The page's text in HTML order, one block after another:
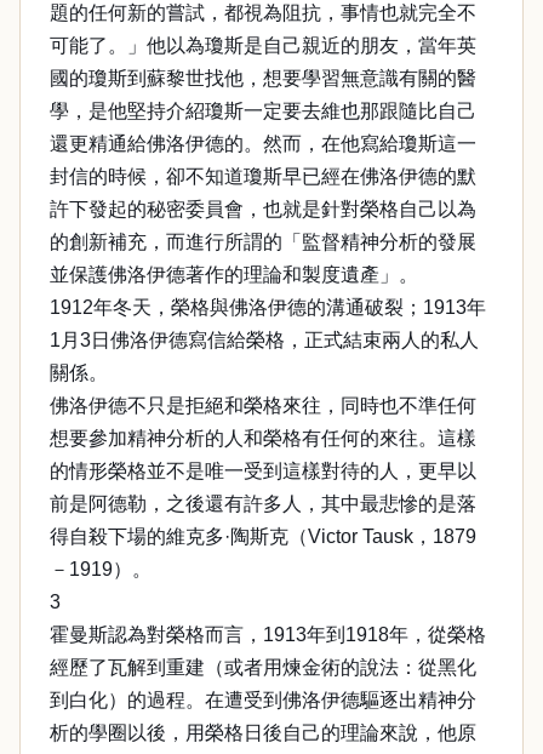
題的任何新的嘗試，都視為阻抗，事情也就完全不
可能了。」他以為瓊斯是自己親近的朋友，當年英
國的瓊斯到蘇黎世找他，想要學習無意識有關的醫
學，是他堅持介紹瓊斯一定要去維也那跟隨比自己
還更精通給佛洛伊德的。然而，在他寫給瓊斯這一
封信的時候，卻不知道瓊斯早已經在佛洛伊德的默
許下發起的秘密委員會，也就是針對榮格自己以為
的創新補充，而進行所謂的「監督精神分析的發展
並保護佛洛伊德著作的理論和製度遺產」。
1912年冬天，榮格與佛洛伊德的溝通破裂；1913年
1月3日佛洛伊德寫信給榮格，正式結束兩人的私人
關係。
佛洛伊德不只是拒絕和榮格來往，同時也不準任何
想要參加精神分析的人和榮格有任何的來往。這樣
的情形榮格並不是唯一受到這樣對待的人，更早以
前是阿德勒，之後還有許多人，其中最悲慘的是落
得自殺下場的維克多·陶斯克（Victor Tausk，1879
－1919）。
3
霍曼斯認為對榮格而言，1913年到1918年，從榮格
經歷了瓦解到重建（或者用煉金術的說法：從黑化
到白化）的過程。在遭受到佛洛伊德驅逐出精神分
析的學圈以後，用榮格日後自己的理論來說，他原